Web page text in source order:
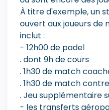
À titre d'exemple, un
ouvert aux joueurs de
inclut :
- 12h00 de padel
. dont 9h de cours
. 1h30 de match
. 1h30 de match
. Jeu supplémentaire
- les transferts